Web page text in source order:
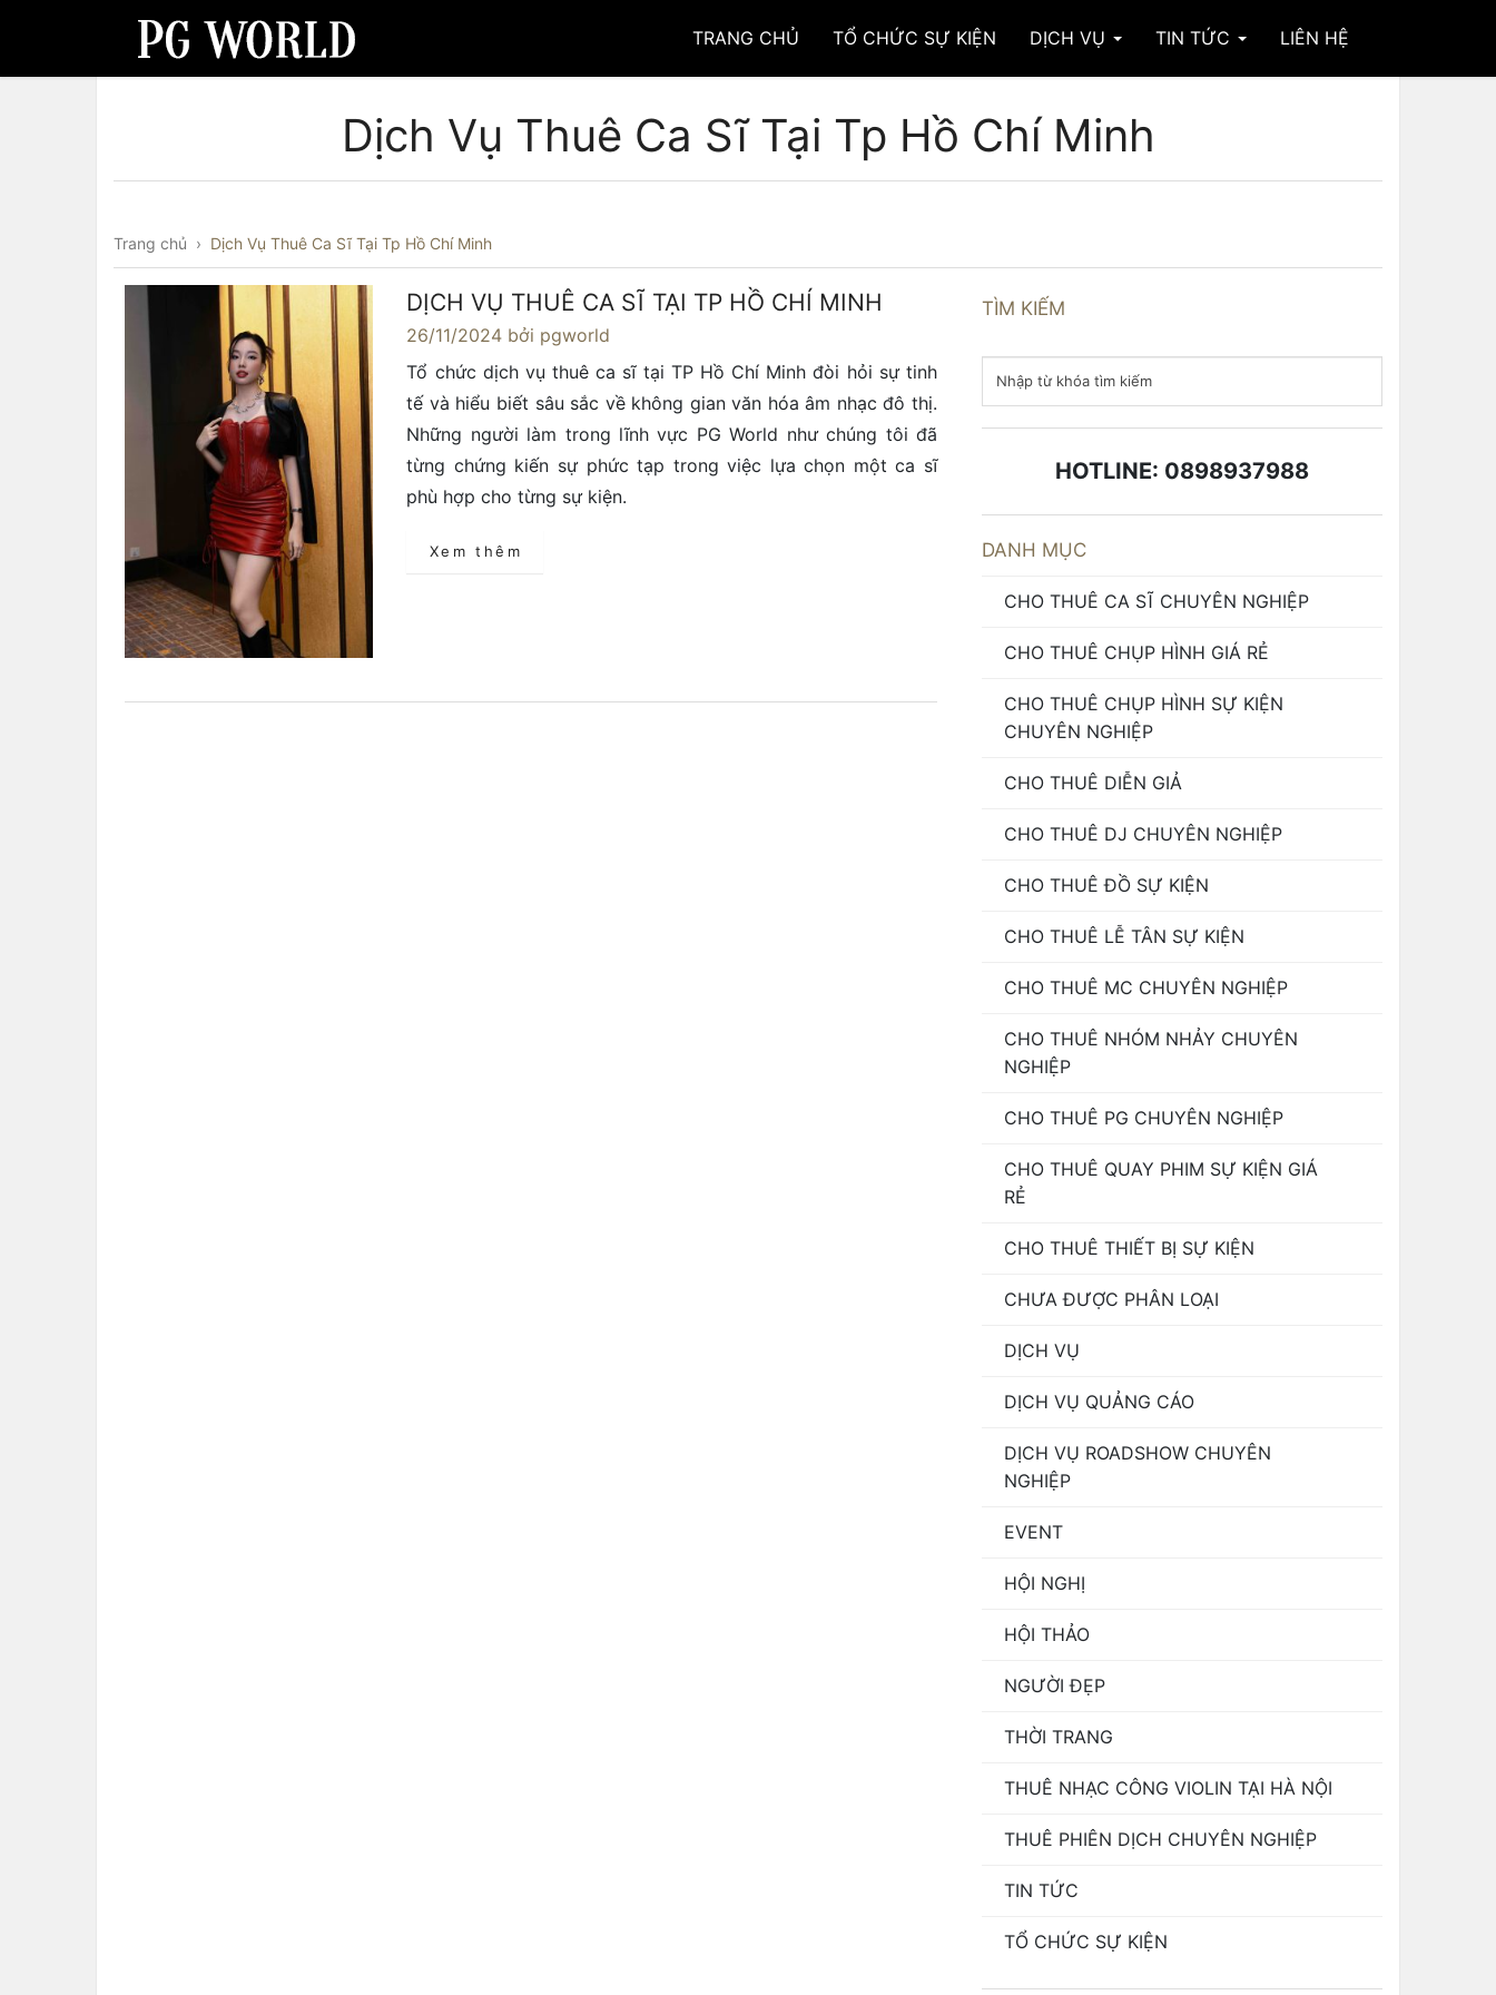
TRANG CHỦ TỔ CHỨC SỰ KIỆN DỊCH VỤ TIN TỨC LIÊN HỆ
Dịch Vụ Thuê Ca Sĩ Tại Tp Hồ Chí Minh
Trang chủ › Dịch Vụ Thuê Ca Sĩ Tại Tp Hồ Chí Minh
DỊCH VỤ THUÊ CA SĨ TẠI TP HỒ CHÍ MINH
26/11/2024 bởi pgworld
Tổ chức dịch vụ thuê ca sĩ tại TP Hồ Chí Minh đòi hỏi sự tinh
tế và hiểu biết sâu sắc về không gian văn hóa âm nhạc đô thị.
Những người làm trong lĩnh vực PG World như chúng tôi đã
từng chứng kiến sự phức tạp trong việc lựa chọn một ca sĩ
phù hợp cho từng sự kiện.
Xem thêm
TÌM KIẾM
HOTLINE: 0898937988
DANH MỤC
CHO THUÊ CA SĨ CHUYÊN NGHIỆP
CHO THUÊ CHỤP HÌNH GIÁ RẺ
CHO THUÊ CHỤP HÌNH SỰ KIỆN
CHUYÊN NGHIỆP
CHO THUÊ DIỄN GIẢ
CHO THUÊ DJ CHUYÊN NGHIỆP
CHO THUÊ ĐỒ SỰ KIỆN
CHO THUÊ LỄ TÂN SỰ KIỆN
CHO THUÊ MC CHUYÊN NGHIỆP
CHO THUÊ NHÓM NHẢY CHUYÊN
NGHIỆP
CHO THUÊ PG CHUYÊN NGHIỆP
CHO THUÊ QUAY PHIM SỰ KIỆN GIÁ
RẺ
CHO THUÊ THIẾT BỊ SỰ KIỆN
CHƯA ĐƯỢC PHÂN LOẠI
DỊCH VỤ
DỊCH VỤ QUẢNG CÁO
DỊCH VỤ ROADSHOW CHUYÊN
NGHIỆP
EVENT
HỘI NGHỊ
HỘI THẢO
NGƯỜI ĐẸP
THỜI TRANG
THUÊ NHẠC CÔNG VIOLIN TẠI HÀ NỘI
THUÊ PHIÊN DỊCH CHUYÊN NGHIỆP
TIN TỨC
TỔ CHỨC SỰ KIỆN